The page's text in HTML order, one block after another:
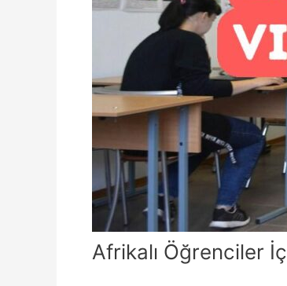
Afrikalı Öğrenciler